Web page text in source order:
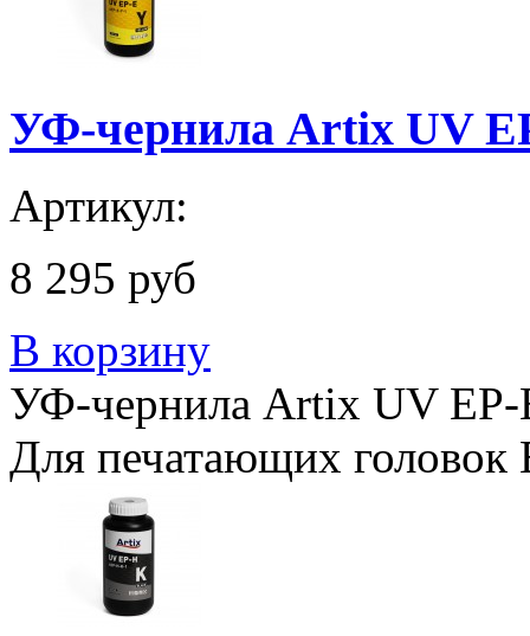
УФ-чернила Artix UV
Артикул:
8 295 руб
В корзину
УФ-чернила Artix UV
Для печатающих